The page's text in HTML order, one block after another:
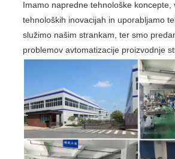
Imamo napredne tehnološke koncepte,
tehnoloških inovacijah in uporabljamo
služimo našim strankam, ter smo
problemov avtomatizacije proizvodnje